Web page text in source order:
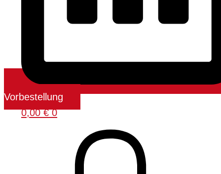
Vorbestellung
0,00€ 0